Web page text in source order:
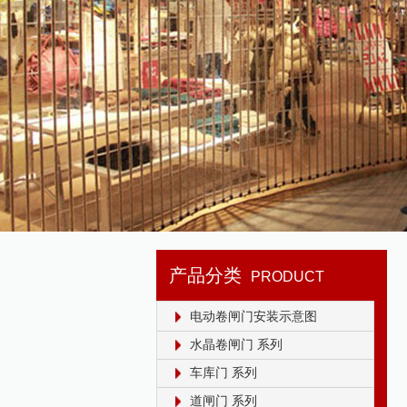
产品分类 PRODUCT
电动卷闸门安装示意图
水晶卷闸门 系列
车库门 系列
道闸门 系列